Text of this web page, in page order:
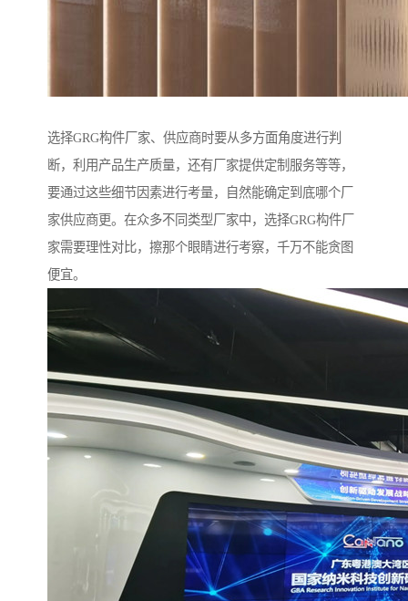
选择GRG构件厂家、供应商时要从多方面角度进行判
断，利用产品生产质量，还有厂家提供定制服务等等，
要通过这些细节因素进行考量，自然能确定到底哪个厂
家供应商更。在众多不同类型厂家中，选择GRG构件厂
家需要理性对比，擦那个眼睛进行考察，千万不能贪图
便宜。